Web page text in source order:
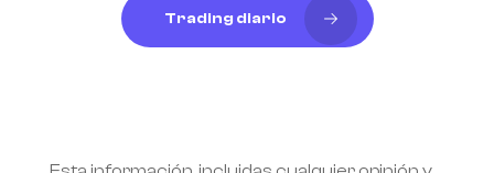
Trading diario